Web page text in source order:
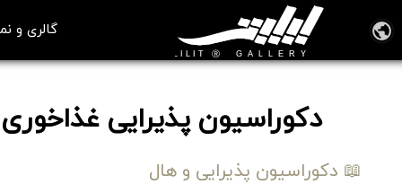
گالری و
دکوراسیون پذیرایی
📖 دکوراسیون پذیرایی و هال